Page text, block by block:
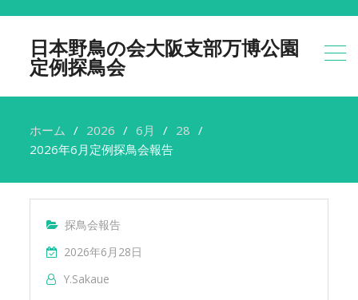
日本野鳥の会大阪支部万博公園
定例探鳥会
ホーム 2026 6月
28
2026年6月定例探鳥会報告
探鳥会報告
2026年6月28日
Y.sakaue